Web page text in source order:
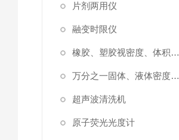
片剂两用仪
融变时限仪
橡胶、塑胶视密度、体积测试仪
万分之一固体、液体密度测定仪
超声波清洗机
原子荧光光度计